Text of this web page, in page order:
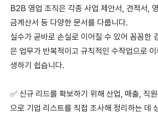
B2B 영업 조직은 각종 사업 제안서, 견적서,
금계산서 등 다양한 문서를 다룹니다.
실수가 곧바로 손실로 이어질 수 있어 꼼꼼한
은 업무가 반복적이고 규칙적인 수작업으로
생하기 쉽습니다.
✅ 신규 리드를 확보하기 위해 산업, 매출, 직
으로 기업 리스트를 직접 조사해 정리하는 데